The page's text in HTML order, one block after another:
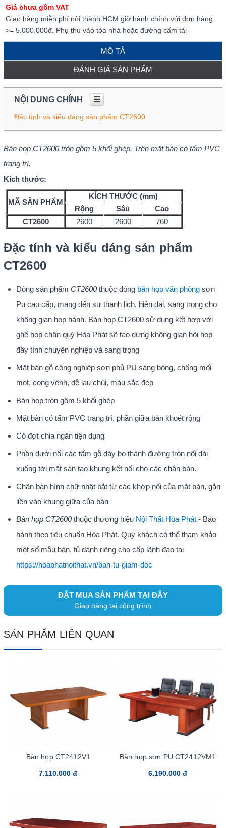
Giá chưa gồm VAT
Giao hàng miễn phí nội thành HCM giờ hành chính với đơn hàng
>= 5.000.000đ. Phụ thu vào tòa nhà hoặc đường cấm tải
MÔ TẢ
ĐÁNH GIÁ SẢN PHẨM
NỘI DUNG CHÍNH ☰
Đặc tính và kiểu dáng sản phẩm CT2600
Bàn họp CT2600 tròn gồm 5 khối ghép. Trên mặt bàn có tấm PVC
trang trí.
Kích thước:
MÃ SẢN PHẨM
KÍCH THƯỚC (mm)
Rộng
Sâu
Cao
CT2600
2600 2600 760
Đặc tính và kiểu dáng sản phẩm
CT2600
Dòng sản phẩm CT2600thuộc dòng bàn họp văn phòngsơn
Pu cao cấp, mang đến sự thanh lịch, hiện đại, sang trọng cho
không gian họp hành. Bàn họp CT2600 sử dụng kết hợp với
ghế họp chân quỳ Hòa Phát sẽ tạo dựng không gian hội họp
đầy tính chuyên nghiệp và sang trọng
Mặt bàn gỗ công nghiệp sơn phủ PU sáng bóng, chống mối
mọt, cong vênh, dễ lau chùi, màu sắc đẹp
Bàn họp tròn gồm 5 khối ghép
Mặt bàn có tấm PVC trang trí, phần giữa bàn khoét rộng
Có đợt chia ngăn tiện dụng
Phần dưới nối các tấm gỗ dày bo thành đường tròn nối dài
xuống tới mặt sàn tạo khung kết nối cho các chân bàn.
Chân bàn hình chữ nhật bắt từ các khớp nối của mặt bàn, gắn
liền vào khung giữa của bàn
Bàn họp CT2600thuộc thương hiệu Nội Thất Hòa Phát- Bảo
hành theo tiêu chuẩn Hòa Phát. Quý khách có thể tham khảo
một số mẫu bàn, tủ dành riêng cho cấp lãnh đạo tai
https://hoaphatnoithat.vn/ban-tu-giam-doc
ĐẶT MUA SẢN PHẨM TẠI ĐÂY
Giao hàng tại công trình
SẢN PHẨM LIÊN QUAN
Bàn họp CT2412V1
7.110.000 đ
Bàn họp sơn PU CT2412VM1
6.190.000 đ